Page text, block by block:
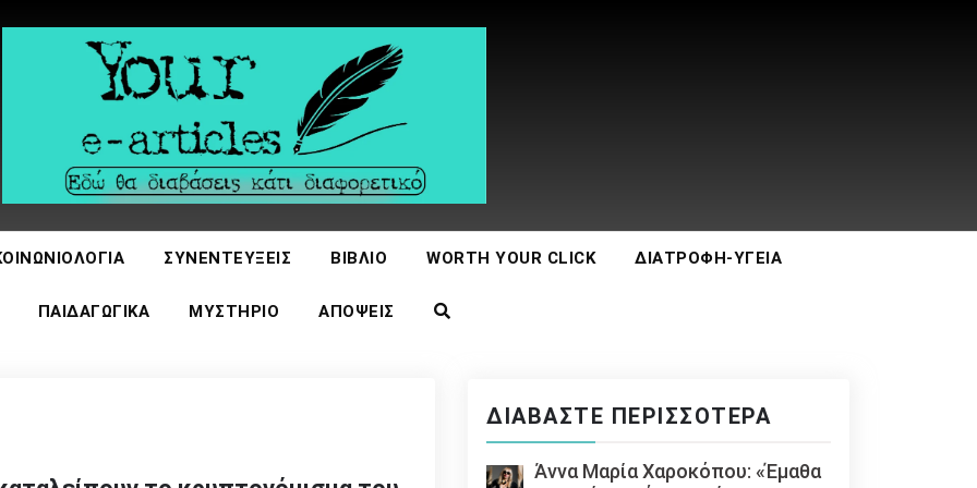
ΣΥΝΕΝΤΕΎΞΕΙΣ ΒΙΒΛΊΟ WORTH YOUR CLICK ΔΙΑΤΡΟΦΉ-ΥΓΕΊΑ
ΠΑΙΔΑΓΩΓΙΚΆ ΜΥΣΤΉΡΙΟ ΑΠΌΨΕΙΣ
ΔΙΑΒΆΣΤΕ ΠΕΡΙΣΣΌΤΕΡΑ
Άννα Μαρία Χαροκόπου: «Έμαθα